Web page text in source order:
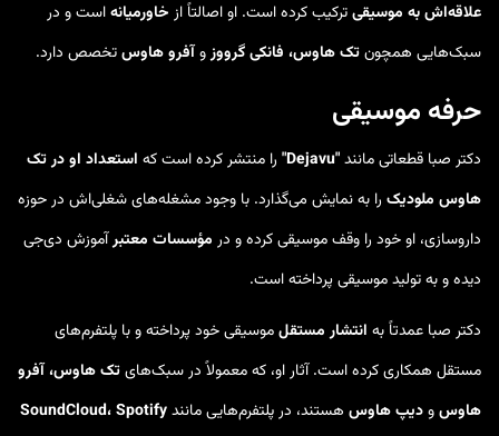
علاقه‌اش به موسیقیترکیب کرده است. او اصالتاً از خاورمیانهاست و در
سبک‌هایی همچونتک هاوس، فانکی گرووزوآفرو هاوستخصص دارد.
حرفه موسیقی
دکتر صبا قطعاتی مانند"Dejavu" را منتشر کرده است که استعداد او در تک
هاوس ملودیک را به نمایش می‌گذارد. با وجود مشغله‌های شغلی‌اش در حوزه
داروسازی، او خود را وقف موسیقی کرده و در مؤسسات معتبرآموزش دی‌جی
دیده و به تولید موسیقی پرداخته است.
دکتر صبا عمدتاً به انتشار مستقلموسیقی خود پرداخته و با پلتفرم‌های
مستقل همکاری کرده است. آثار او، که معمولاً در سبک‌هایتک هاوس، آفرو
هاوسودیپ هاوس هستند، در پلتفرم‌هایی مانندSoundCloud، Spotify